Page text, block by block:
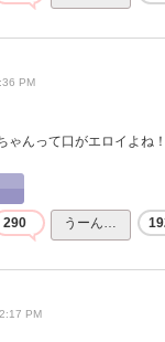
PM
ゃんって口がエロイよね
290 うーん…
PM